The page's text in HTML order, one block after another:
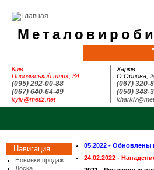
Київ
Пирогівський шлях, 34
(095) 292-00-88
(067) 640-64-49
kyiv@metiz.net
Харків
О.Орлова,
(067) 320-
(050) 348-
Навигация
Новинки продаж
Доска
05.2022 - Обновлены
24.02.2022 -